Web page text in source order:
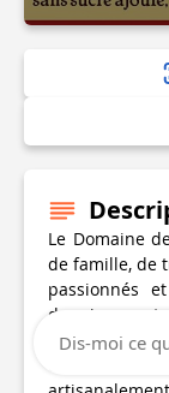
Le Domaine
de famille, de
passionnés
depuis
canard
Dis-moi ce